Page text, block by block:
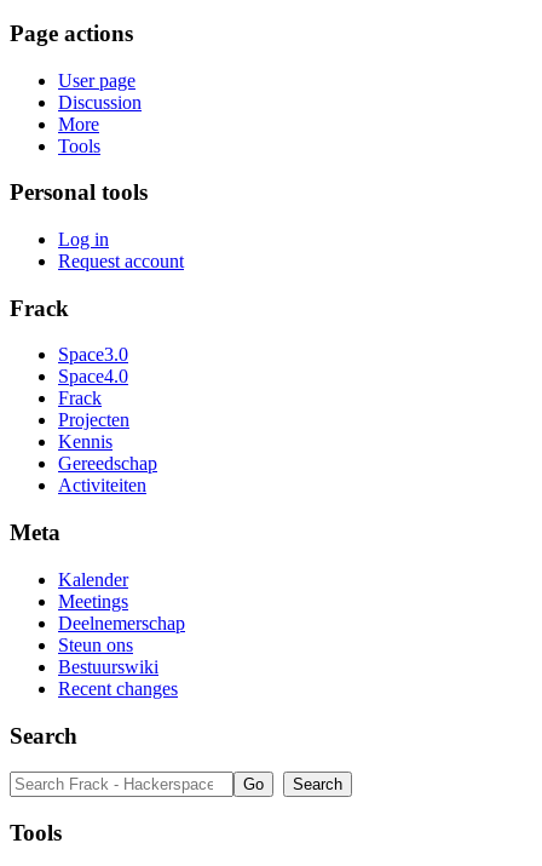
Page actions
User page
Discussion
More
Tools
Personal tools
Log in
Request account
Frack
Space3.0
Space4.0
Frack
Projecten
Kennis
Gereedschap
Activiteiten
Meta
Kalender
Meetings
Deelnemerschap
Steun ons
Bestuurswiki
Recent changes
Search
Tools